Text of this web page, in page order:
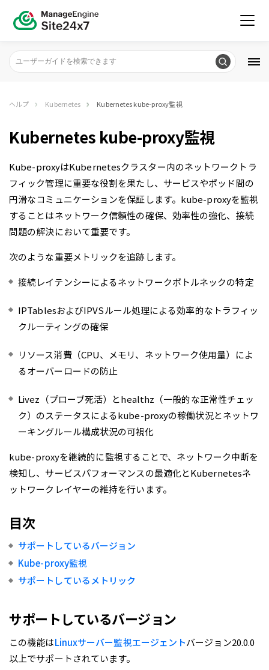
ヘルプ Kubernetes Kubernetes kube-proxy監視
Kubernetes kube-proxy監視
Kube-proxyはKubernetesクラスター内のネットワークトラ
フィック管理に重要な役割を果たし、サービスやポッド間の
円滑なコミュニケーションを保証します。kube-proxyを監視
することはネットワーク信頼性の確保、効率性の強化、接続
問題の解決において重要です。
次のような重要メトリックを追跡します。
接続レイテンシーによるネットワークボトルネックの特定
IPTablesおよびIPVSルール処理による効率的なトラフィッ
クルーティングの確保
リソース消費（CPU、メモリ、ネットワーク使用量）によ
るオーバーロードの防止
Livez（プローブ死活）とhealthz（一般的な正常性チェッ
ク）のステータスによるkube-proxyの稼働状況とネットワ
ーキングルール構成状況の可視化
kube-proxyを継続的に監視することで、ネットワーク中断を
検知し、サービスパフォーマンスの最適化とKubernetesネ
ットワークレイヤーの維持を行います。
目次
サポートしているバージョン
Kube-proxy監視
サポートしているメトリック
サポートしているバージョン
この機能はLinuxサーバー監視エージェントバージョン20.0.0
以上でサポートされています。